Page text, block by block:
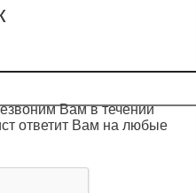
Вам в течении
ответит Вам на любые